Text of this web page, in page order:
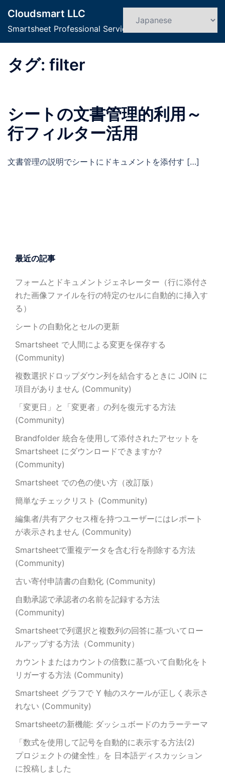
ン
Cloudsmart LLC
Smartsheet Professional Service
ト
グ
タグ: filter
シートの文書管理的利用～
行フィルター活用
文書管理の説明でシートにドキュメントを添付す […]
最近の記事
フォームとドキュメントジェネレーター（行に添付さ
れた画像ファイルを行の特定のセルに自動的に挿入す
る）
シートの自動化とセルの更新
Smartsheet で人間による変更を保存する
(Community)
複数選択ドロップダウン列を結合するときに JOIN に
項目がありません (Community)
「変更日」と「変更者」の列を復元する方法
(Community)
Brandfolder 統合を使用して添付されたアセットを
Smartsheet にダウンロードできますか?
(Community)
Smartsheet での色の使い方（改訂版）
簡単なチェックリスト (Community)
編集者/共有アクセス権を持つユーザーにはレポート
が表示されません (Community)
Smartsheetで重複データを含む行を削除する方法
(Community)
古い寄付申請書の自動化 (Community)
自動承認で承認者の名前を記録する方法
(Community)
Smartsheetで列選択と複数列の回答に基づいてロー
ルアップする方法（Community）
カウントまたはカウントの倍数に基づいて自動化をト
リガーする方法 (Community)
Smartsheet グラフで Y 軸のスケールが正しく表示さ
れない (Community)
Smartsheetの新機能: ダッシュボードのカラーテーマ
「数式を使用して記号を自動的に表示する方法(2)
プロジェクトの健全性」を 日本語ディスカッション
に投稿しました